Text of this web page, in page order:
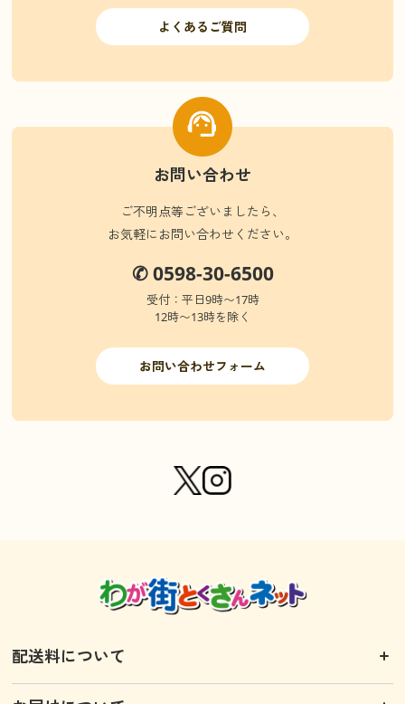
よくあるご質問
お問い合わせ
ご不明点等ございましたら、
お気軽にお問い合わせください。
✆ 0598-30-6500
受付：平日9時〜17時
12時〜13時を除く
お問い合わせフォーム
配送料について